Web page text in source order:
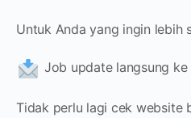
Untuk Anda yang ingin lebih
Job update langsung ke
Tidak perlu lagi cek website